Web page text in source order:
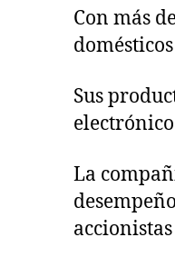
Con más
Sus
La